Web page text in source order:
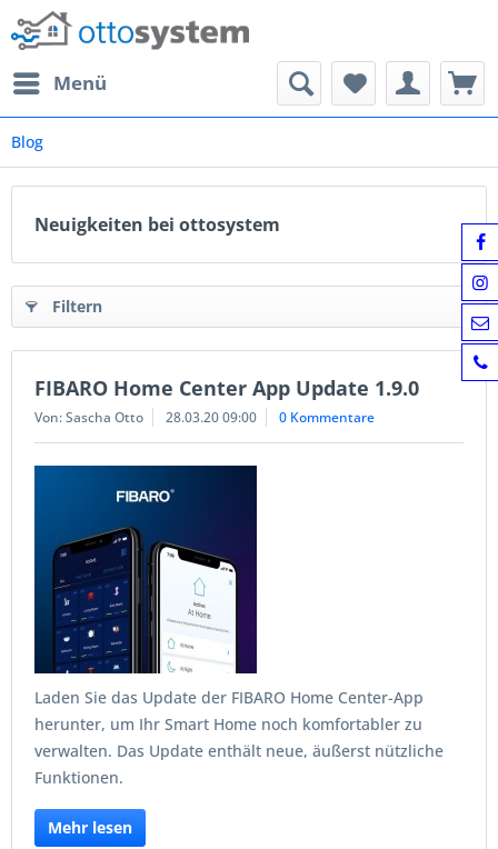
Menü
Blog
Neuigkeiten bei ottosystem
Filtern
FIBARO Home Center App Update 1.9.0
Von: Sascha Otto 28.03.20 09:00 0 Kommentare
Laden Sie das Update der FIBARO Home Center-App
herunter, um Ihr Smart Home noch komfortabler zu
verwalten. Das Update enthält neue, äußerst nützliche
Funktionen.
Mehr lesen